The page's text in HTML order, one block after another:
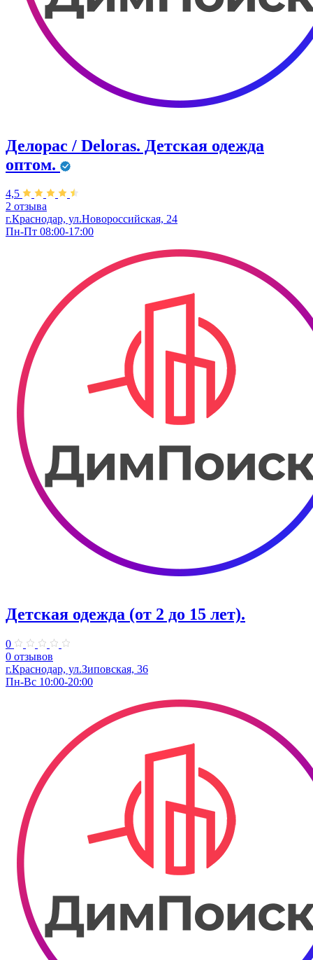
Делорас / Deloras. Детская одежда
оптом.
4,5
2 отзыва
г.Краснодар, ул.Новороссийская, 24
Пн-Пт 08:00-17:00
Детская одежда (от 2 до 15 лет).
0
0 отзывов
г.Краснодар, ул.Зиповская, 36
Пн-Вс 10:00-20:00